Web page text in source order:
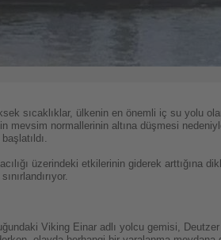
sıcaklıklar, ülkenin en önemli iç su yolu
normallerinin altına düşmesi
üzerindeki etkilerinin giderek
Viking Einar adlı yolcu gemisi,